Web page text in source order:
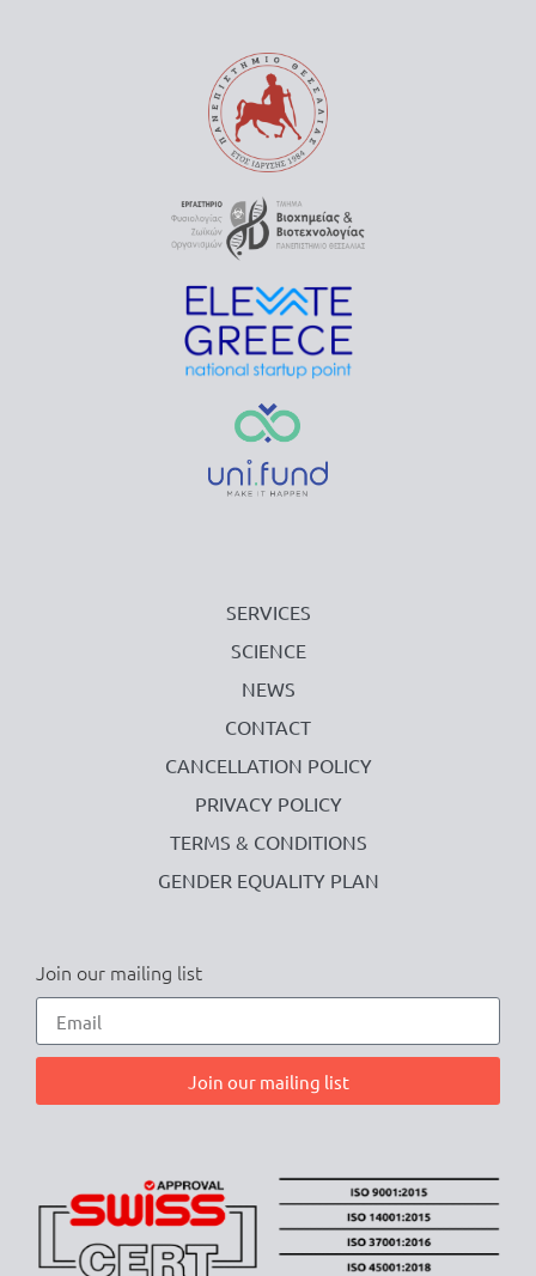
SERVICES
SCIENCE
NEWS
CONTACT
CANCELLATION POLICY
PRIVACY POLICY
TERMS & CONDITIONS
GENDER EQUALITY PLAN
Join our mailing list
Join our mailing list